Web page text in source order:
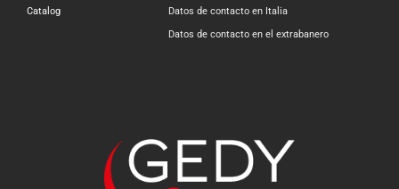
Catalog
Datos de contacto en Italia
Datos de contacto en el extrabanero